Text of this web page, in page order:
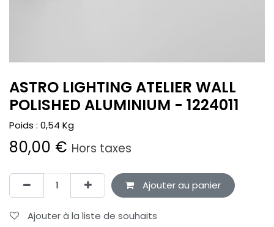
ASTRO LIGHTING ATELIER WALL
POLISHED ALUMINIUM - 1224011
Poids : 0,54 Kg
80,00 € Hors taxes
Ajouter au panier
Ajouter à la liste de souhaits